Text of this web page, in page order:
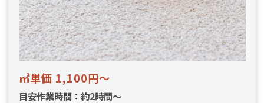
㎡単価 1,100円～
目安作業時間：約2時間～